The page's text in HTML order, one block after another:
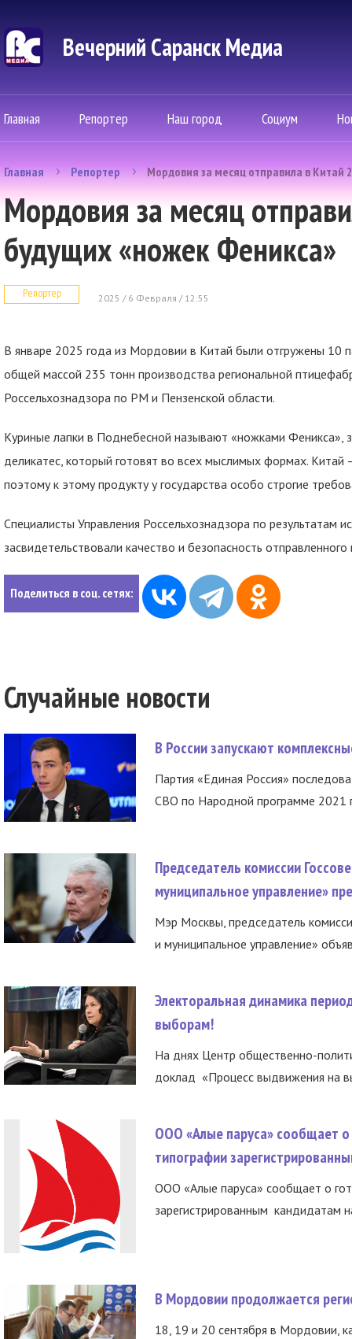
Вечерний Саранск Mедиа
Главная Репортер Наш город Социум
Главная Репортер Мордовия за месяц отправила в Китай
Мордовия за месяц
будущих «ножек Феникса»
Репортер 2025 / 6 Февраля / 12:55
В январе 2025 года из Мордовии в Китай были отгружены 10
общей массой 235 тонн производства региональной
Россельхознадзора по РМ и Пензенской области.
Куриные лапки в Поднебесной называют «ножками Феникса»,
деликатес, который готовят во всех мыслимых формах. Китай
поэтому к этому продукту у государства особо строгие
Специалисты Управления Россельхознадзора по результатам
засвидетельствовали качество и безопасность
Поделиться в соц. сетях:
Случайные новости
В России запускают
Партия «Единая Россия»
СВО по Народной программе 2021
Председатель комиссии
муниципальное управление»
Мэр Москвы, председатель
и муниципальное управление»
Электоральная динамика
выборам!
На днях Центр общественно-
доклад «Процесс выдвижения на
ООО «Алые паруса» сообщает о
типографии
ООО «Алые паруса» сообщает о
зарегистрированным кандидатам
В Мордовии продолжается
18, 19 и 20 сентября в Мордовии,